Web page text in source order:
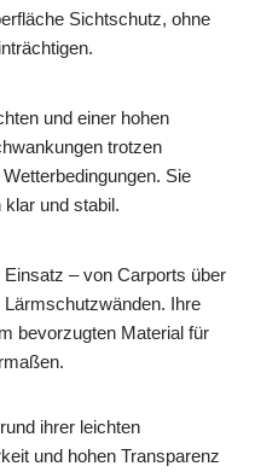
Sichtschutz, ohne
und einer hohen
trotzen
Sie
und stabil.
– von Carports über
Ihre
bevorzugten Material für
ihrer leichten
und hohen Transparenz